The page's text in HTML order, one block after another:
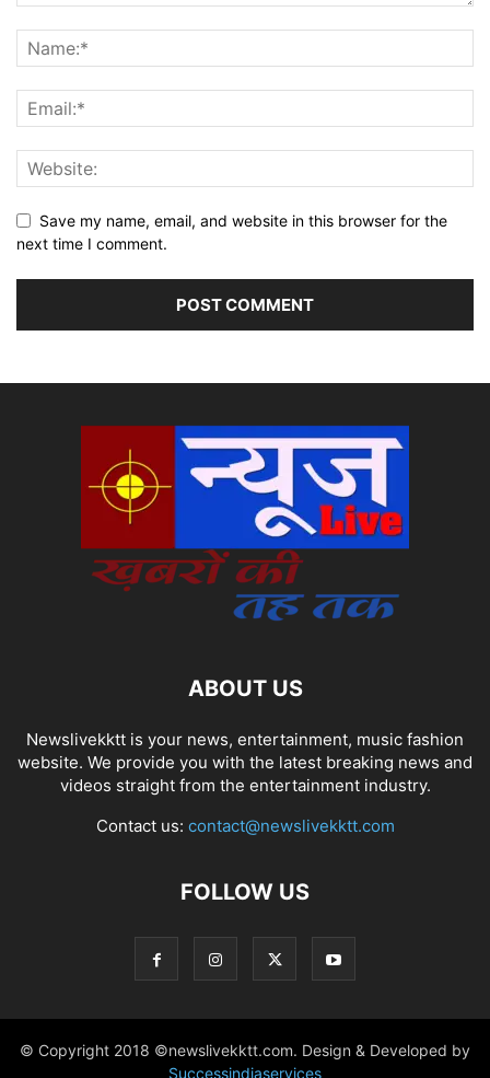
Save my name, email, and website in this browser for the
next time I comment.
ABOUT US
Newslivekktt is your news, entertainment, music fashion
website. We provide you with the latest breaking news and
videos straight from the entertainment industry.
Contact us: contact@newslivekktt.com
FOLLOW US
© Copyright 2018 ©newslivekktt.com. Design & Developed by
Successindiaservices